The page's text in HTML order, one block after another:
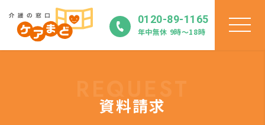
0120-89-1165
年中無休 9時〜18時
資料請求